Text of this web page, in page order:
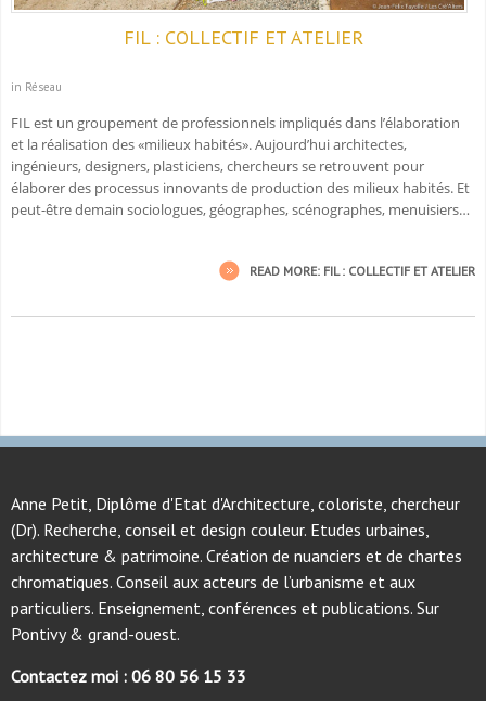
FIL : COLLECTIF ET ATELIER
in Réseau
FIL est un groupement de professionnels impliqués dans l’élaboration
et la réalisation des «milieux habités». Aujourd’hui architectes,
ingénieurs, designers, plasticiens, chercheurs se retrouvent pour
élaborer des processus innovants de production des milieux habités. Et
peut-être demain sociologues, géographes, scénographes, menuisiers…
READ MORE: FIL : COLLECTIF ET ATELIER
Anne Petit, Diplôme d'Etat d'Architecture, coloriste, chercheur
(Dr). Recherche, conseil et design couleur. Etudes urbaines,
architecture & patrimoine. Création de nuanciers et de chartes
chromatiques. Conseil aux acteurs de l’urbanisme et aux
particuliers. Enseignement, conférences et publications. Sur
Pontivy & grand-ouest.
Contactez moi : 06 80 56 15 33